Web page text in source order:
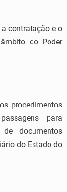
contratação e o
do Poder
procedimentos
para
documentos
do Estado do